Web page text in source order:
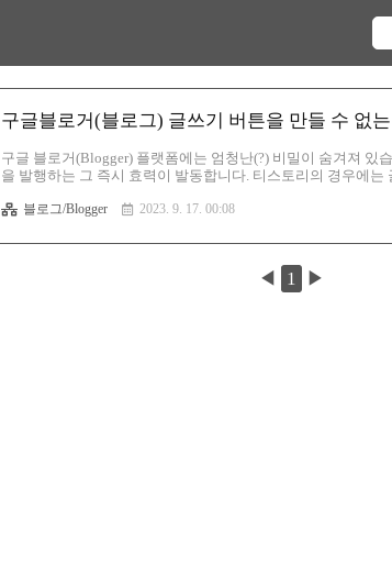
구글블로거(블로그) 글쓰기 버튼을 만들 수 없
구글 블로거(Blogger) 플랫폼에는 엄청난(?) 비밀이 숨겨져 있
을 발행하는 그 즉시 효력이 발동합니다. 티스토리의 경우에는
가 새 글 버튼을 누릅니다. 그러면 새 창으로 글쓰기 모드가 열
자가 따라 붙는다는것을 확인하실 수 있으실 겁니다. 아 참고
입니다. 애드센스로 비유하자면 ca-pub 코드 같은 개념입니다.
블로그/Blogger 2023. 9. 17. 00:08
◀ 1 ▶